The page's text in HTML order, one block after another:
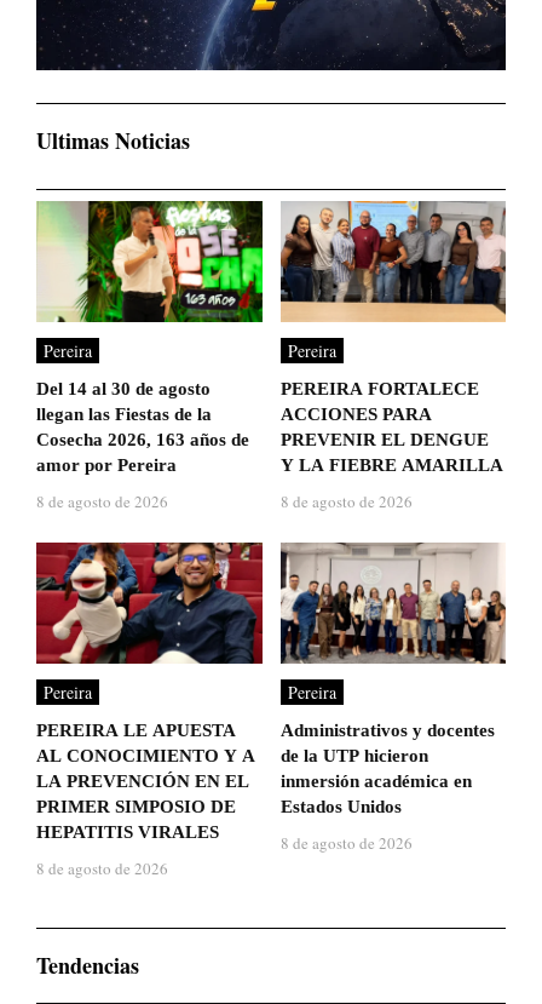
Ultimas Noticias
Pereira
Del 14 al 30 de agosto
llegan las Fiestas de la
Cosecha 2026, 163 años de
amor por Pereira
8 de agosto de 2026
Pereira
PEREIRA FORTALECE
ACCIONES PARA
PREVENIR EL DENGUE
Y LA FIEBRE AMARILLA
8 de agosto de 2026
Pereira
PEREIRA LE APUESTA
AL CONOCIMIENTO Y A
LA PREVENCIÓN EN EL
PRIMER SIMPOSIO DE
HEPATITIS VIRALES
8 de agosto de 2026
Pereira
Administrativos y docentes
de la UTP hicieron
inmersión académica en
Estados Unidos
8 de agosto de 2026
Tendencias